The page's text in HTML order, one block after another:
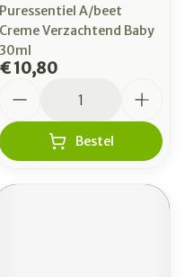
Puressentiel A/beet
Creme Verzachtend Baby
30ml
€ 10,80
Bestel